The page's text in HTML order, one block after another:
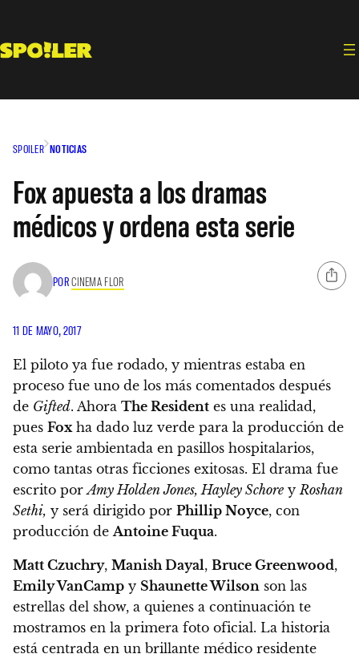
contenido
SPOILER NOTICIAS
Fox apuesta a los dramas
médicos y ordena esta serie
PORCINEMA FLOR
11 DE MAYO, 2017
El piloto ya fue rodado, y mientras estaba en
proceso fue uno de los más comentados después
de Gifted. Ahora The Resident es una realidad,
pues Foxha dado luz verde para la producción de
esta serie ambientada en pasillos hospitalarios,
como tantas otras ficciones exitosas. El drama fue
escrito porAmy Holden Jones, Hayley Schore yRoshan
Sethi, y será dirigido por Phillip Noyce, con
producción deAntoine Fuqua.
Matt Czuchry, Manish Dayal, Bruce Greenwood,
Emily VanCamp y Shaunette Wilson son las
estrellas del show, a quienes a continuación te
mostramos en la primera foto oficial. La historia
está centrada en un brillante médico residente